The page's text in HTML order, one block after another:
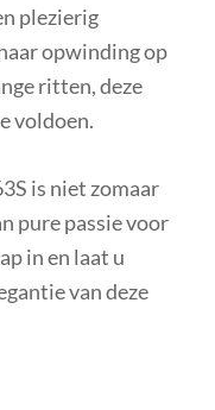
plezierig
opwinding op
ritten, deze
voldoen.
is niet zomaar
pure passie voor
in en laat u
van deze